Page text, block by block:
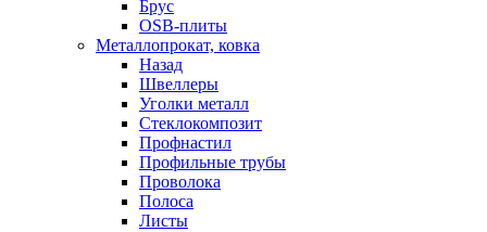
Брус
OSB-плиты
Металлопрокат, ковка
Назад
Швеллеры
Уголки металл
Стеклокомпозит
Профнастил
Профильные трубы
Проволока
Полоса
Листы